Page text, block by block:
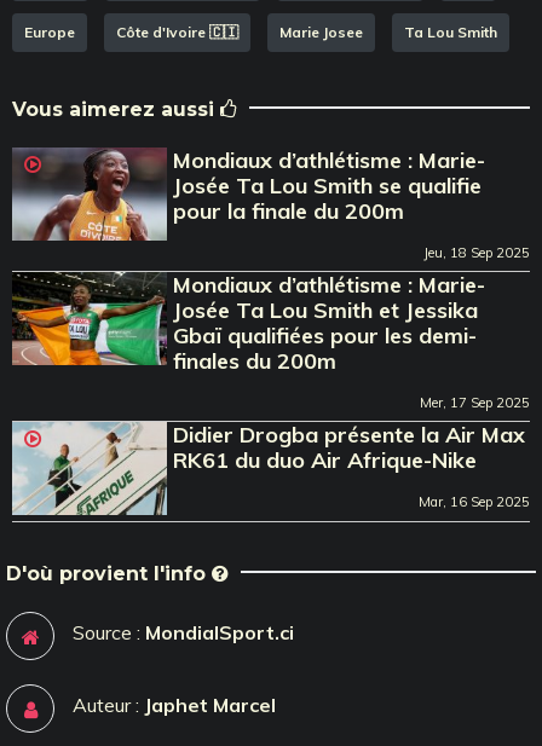
Europe Côte d'Ivoire 🇨🇮 Marie Josee Ta Lou Smith
Vous aimerez aussi
Mondiaux d’athlétisme : Marie-
Josée Ta Lou Smith se qualifie
pour la finale du 200m
Jeu, 18 Sep 2025
Mondiaux d’athlétisme : Marie-
Josée Ta Lou Smith et Jessika
Gbaï qualifiées pour les demi-
finales du 200m
Mer, 17 Sep 2025
Didier Drogba présente la Air Max
RK61 du duo Air Afrique-Nike
Mar, 16 Sep 2025
D'où provient l'info
Source : MondialSport.ci
Auteur : Japhet Marcel